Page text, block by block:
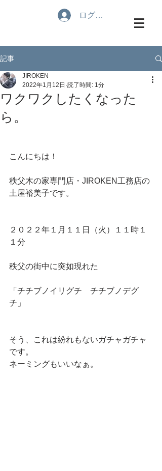
ログイン
記事
ワクワクしたくなった
ら。
JIROKEN
2022年1月12日 読了時間: 1分
こんにちは！
秩父木の家専門店・JIROKEN工務店の
土屋裕美子です。
２０２２年１月１１日（火）１１時１
１分
秩父の街中に突如現れた
「チチブノイリグチ　チチブノデグ
チ」
そう、これは紛れもないガチャガチャ
です。
ネーミングもいいなぁ。